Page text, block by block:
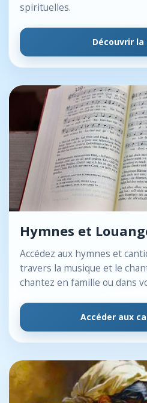
spirituelles.
Découvrir la
Hymnes et
Accédez aux hymnes et
travers la musique et le
chantez en famille ou dans
Accéder aux